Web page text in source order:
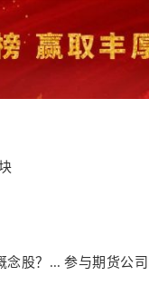
股？... 参与期货公